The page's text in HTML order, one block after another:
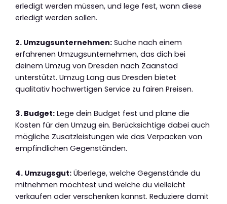
erledigt werden müssen, und lege fest, wann diese
erledigt werden sollen.
2. Umzugsunternehmen: Suche nach einem
erfahrenen Umzugsunternehmen, das dich bei
deinem Umzug von Dresden nach Zaanstad
unterstützt. Umzug Lang aus Dresden bietet
qualitativ hochwertigen Service zu fairen Preisen.
3. Budget: Lege dein Budget fest und plane die
Kosten für den Umzug ein. Berücksichtige dabei auch
mögliche Zusatzleistungen wie das Verpacken von
empfindlichen Gegenständen.
4. Umzugsgut: Überlege, welche Gegenstände du
mitnehmen möchtest und welche du vielleicht
verkaufen oder verschenken kannst. Reduziere damit